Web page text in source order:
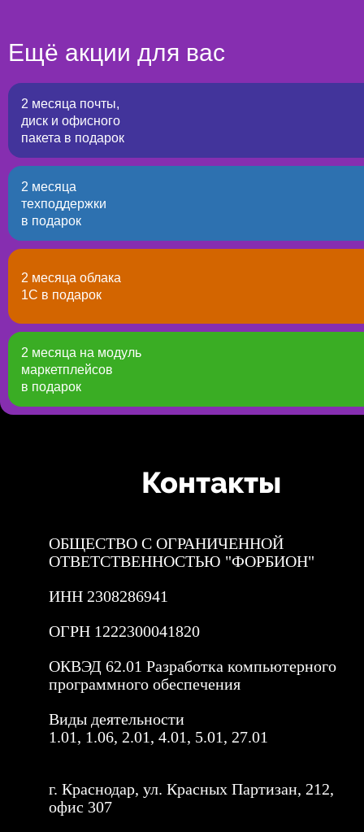
Ещё акции для вас
2 месяца почты,
диск и офисного
пакета в подарок
2 месяца
техподдержки
в подарок
2 месяца облака
1С в подарок
2 месяца на модуль
маркетплейсов
в подарок
Контакты
ОБЩЕСТВО С ОГРАНИЧЕННОЙ
ОТВЕТСТВЕННОСТЬЮ "ФОРБИОН"
ИНН 2308286941
ОГРН 1222300041820
ОКВЭД 62.01 Разработка компьютерного
программного обеспечения
Виды деятельности
1.01, 1.06, 2.01, 4.01, 5.01, 27.01
г. Краснодар, ул. Красных Партизан, 212,
офис 307